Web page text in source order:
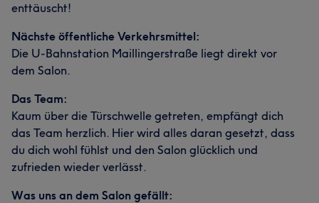
enttäuscht!
Nächste öffentliche Verkehrsmittel:
Die U-Bahnstation Maillingerstraße liegt direkt vor
dem Salon.
Das Team:
Kaum über die Türschwelle getreten, empfängt dich
das Team herzlich. Hier wird alles daran gesetzt, dass
du dich wohl fühlst und den Salon glücklich und
zufrieden wieder verlässt.
Was uns an dem Salon gefällt: